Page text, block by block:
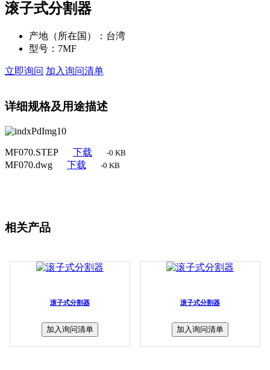
滚子式分割器
产地（所在国）： 台湾
型号： 7MF
立即询问 加入询问清单
详细规格及用途描述
MF070.STEP 下载 -0 KB
MF070.dwg 下载 -0 KB
相关产品
滚子式分割器
加入询问清单
滚子式分割器
加入询问清单